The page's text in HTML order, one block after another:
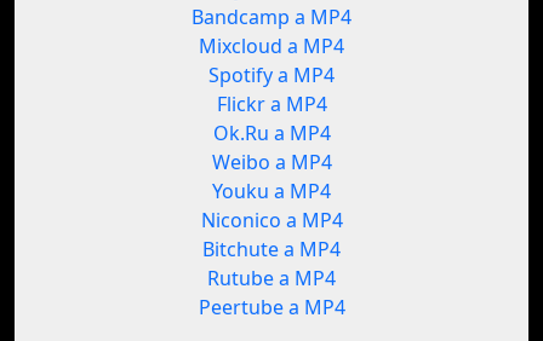
Bandcamp a MP4
Mixcloud a MP4
Spotify a MP4
Flickr a MP4
Ok.Ru a MP4
Weibo a MP4
Youku a MP4
Niconico a MP4
Bitchute a MP4
Rutube a MP4
Peertube a MP4